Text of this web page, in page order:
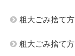
粗大ごみ捨て
粗大ごみ捨て